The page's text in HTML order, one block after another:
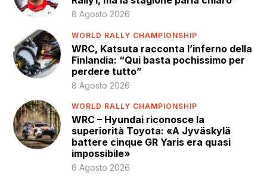
8 Agosto 2026
WORLD RALLY CHAMPIONSHIP
WRC, Katsuta racconta l’inferno della
Finlandia: “Qui basta pochissimo per
perdere tutto”
8 Agosto 2026
WORLD RALLY CHAMPIONSHIP
WRC – Hyundai riconosce la
superiorità Toyota: «A Jyväskylä
battere cinque GR Yaris era quasi
impossibile»
6 Agosto 2026